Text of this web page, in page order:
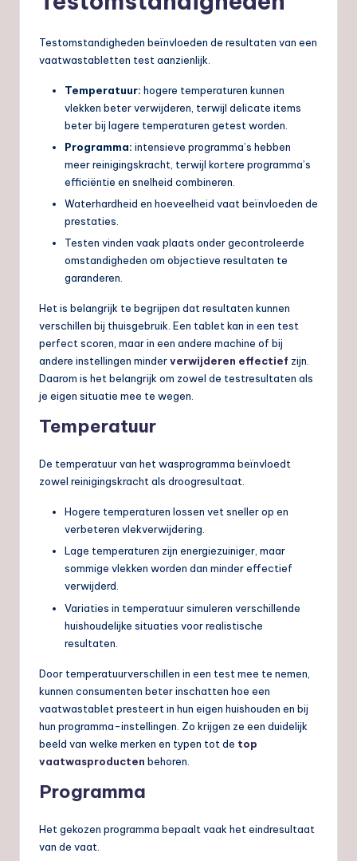
Testomstandigheden beïnvloeden de resultaten van een
vaatwastabletten test aanzienlijk.
Temperatuur: hogere temperaturen kunnen
vlekken beter verwijderen, terwijl delicate items
beter bij lagere temperaturen getest worden.
Programma: intensieve programma’s hebben
meer reinigingskracht, terwijl kortere programma’s
efficiëntie en snelheid combineren.
Waterhardheid en hoeveelheid vaat beïnvloeden de
prestaties.
Testen vinden vaak plaats onder gecontroleerde
omstandigheden om objectieve resultaten te
garanderen.
Het is belangrijk te begrijpen dat resultaten kunnen
verschillen bij thuisgebruik. Een tablet kan in een test
perfect scoren, maar in een andere machine of bij
andere instellingen minderverwijderen effectief zijn.
Daarom is het belangrijk om zowel de testresultaten als
je eigen situatie mee te wegen.
Temperatuur
De temperatuur van het wasprogramma beïnvloedt
zowel reinigingskracht als droogresultaat.
Hogere temperaturen lossen vet sneller op en
verbeteren vlekverwijdering.
Lage temperaturen zijn energiezuiniger, maar
sommige vlekken worden dan minder effectief
verwijderd.
Variaties in temperatuur simuleren verschillende
huishoudelijke situaties voor realistische
resultaten.
Door temperatuurverschillen in een test mee te nemen,
kunnen consumenten beter inschatten hoe een
vaatwastablet presteert in hun eigen huishouden en bij
hun programma-instellingen. Zo krijgen ze een duidelijk
beeld van welke merken en typen tot de top
vaatwasproducten behoren.
Programma
Het gekozen programma bepaalt vaak het eindresultaat
van de vaat.